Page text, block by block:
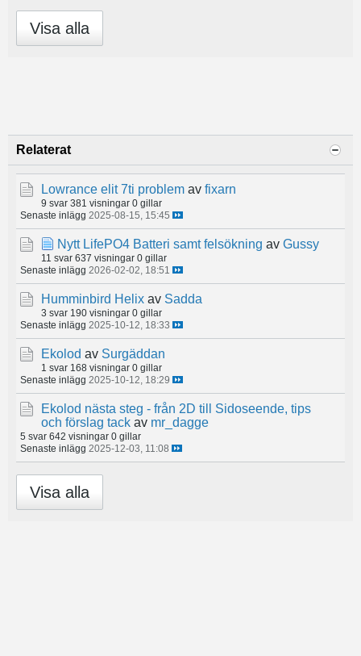
Visa alla
Relaterat
Lowrance elit 7ti problem av fixarn
9 svar 381 visningar 0 gillar
Senaste inlägg 2025-08-15, 15:45
Nytt LifePO4 Batteri samt felsökning av Gussy
11 svar 637 visningar 0 gillar
Senaste inlägg 2026-02-02, 18:51
Humminbird Helix av Sadda
3 svar 190 visningar 0 gillar
Senaste inlägg 2025-10-12, 18:33
Ekolod av Surgäddan
1 svar 168 visningar 0 gillar
Senaste inlägg 2025-10-12, 18:29
Ekolod nästa steg - från 2D till Sidoseende, tips
och förslag tack av mr_dagge
5 svar 642 visningar 0 gillar
Senaste inlägg 2025-12-03, 11:08
Visa alla